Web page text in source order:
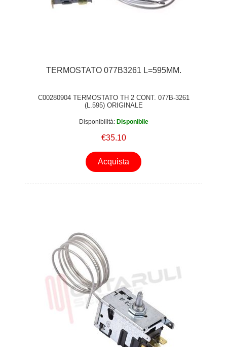
TERMOSTATO 077B3261 L=595MM.
C00280904 TERMOSTATO TH 2 CONT. 077B-3261
(L.595) ORIGINALE
Disponibilità: Disponibile
€35.10
Acquista